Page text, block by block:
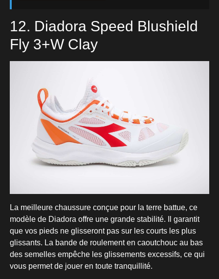
12. Diadora Speed Blushield
Fly 3+W Clay
La meilleure chaussure conçue pour la terre battue, ce
modèle de Diadora offre une grande stabilité. Il garantit
que vos pieds ne glisseront pas sur les courts les plus
glissants. La bande de roulement en caoutchouc au bas
des semelles empêche les glissements excessifs, ce qui
vous permet de jouer en toute tranquillité.